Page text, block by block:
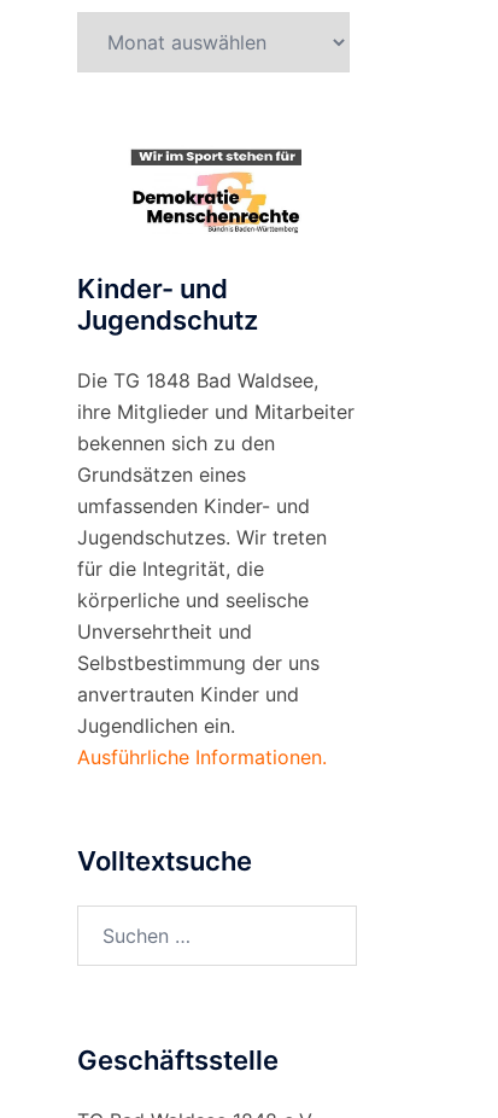
nach
Kinder- und
Jugendschutz
Die TG 1848 Bad Waldsee,
ihre Mitglieder und Mitarbeiter
bekennen sich zu den
Grundsätzen eines
umfassenden Kinder- und
Jugendschutzes. Wir treten
für die Integrität, die
körperliche und seelische
Unversehrtheit und
Selbstbestimmung der uns
anvertrauten Kinder und
Jugendlichen ein.
Ausführliche Informationen.
Volltextsuche
nach:
Geschäftsstelle